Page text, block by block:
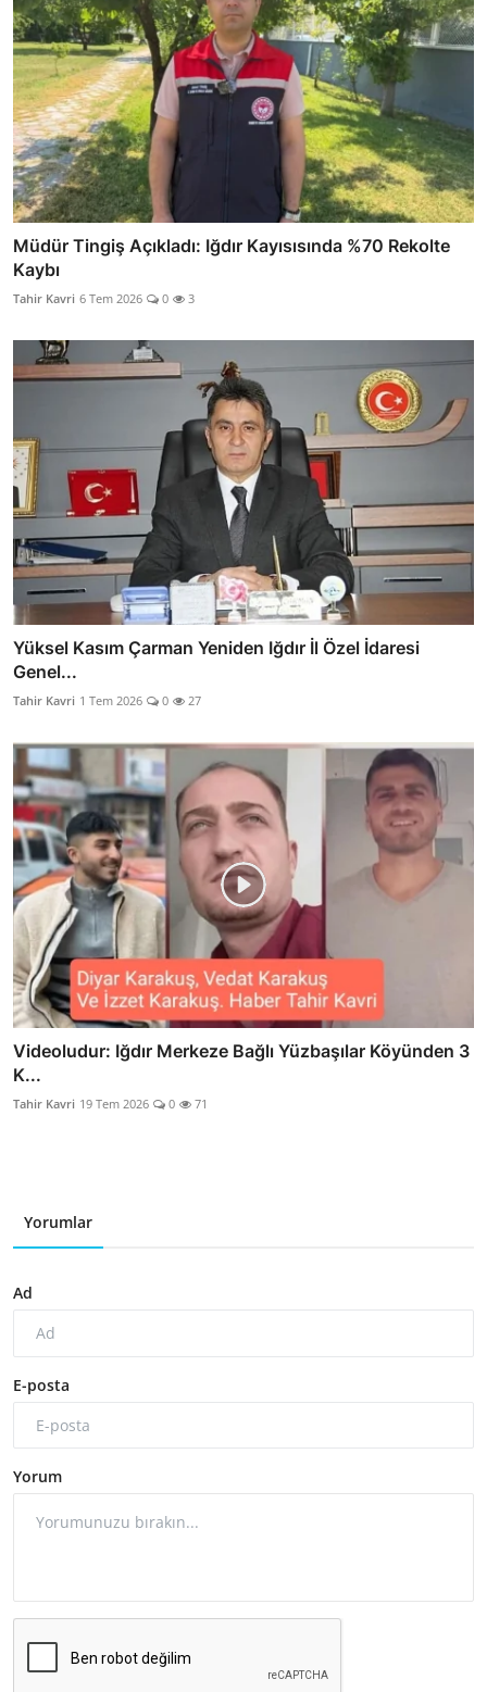
Müdür Tingiş Açıkladı: Iğdır Kayısısında %70 Rekolte
Kaybı
Tahir Kavri 6 Tem 2026 0 3
Yüksel Kasım Çarman Yeniden Iğdır İl Özel İdaresi
Genel...
Tahir Kavri 1 Tem 2026 0 27
Videoludur: Iğdır Merkeze Bağlı Yüzbaşılar Köyünden 3
K...
Tahir Kavri 19 Tem 2026 0 71
Yorumlar
Ad
E-posta
Yorum